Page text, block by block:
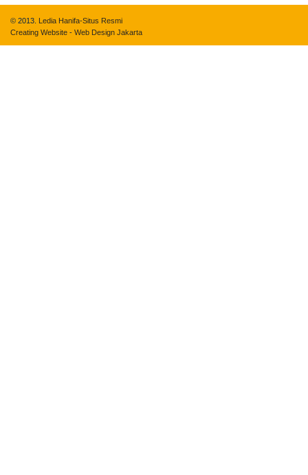
© 2013. Ledia Hanifa-Situs Resmi
Creating Website - Web Design Jakarta